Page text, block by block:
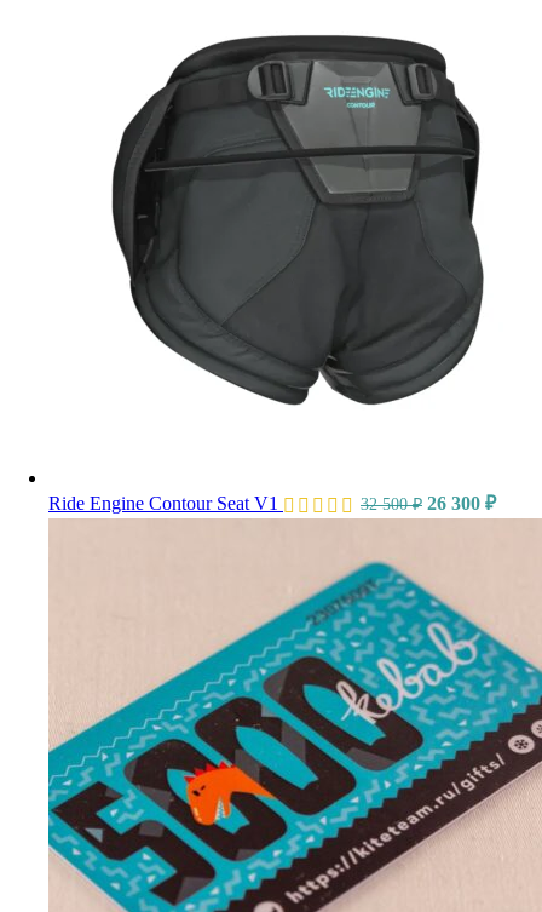
Ride Engine Contour Seat V1 32 500₽ 26 300 ₽